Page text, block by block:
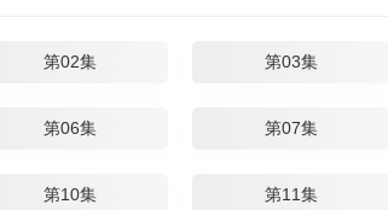
第02集 第03集
第06集 第07集
第10集 第11集